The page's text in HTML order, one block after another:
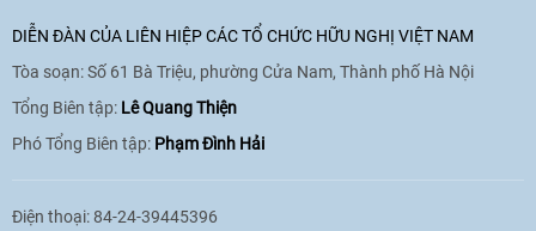
[Video] Doanh nghiệp Hoa Kỳ hỗ trợ
Việt Nam xác định danh tính người mất
DIỄN ĐÀN CỦA LIÊN HIỆP CÁC TỔ CHỨC HỮU NGHỊ VIỆT NAM
Tòa soạn: Số 61 Bà Triệu, phường Cửa Nam, Thành phố Hà Nội
Tổng Biên tập: Lê Quang Thiện
Phó Tổng Biên tập: Phạm Đình Hải
Điện thoại: 84-24-39445396